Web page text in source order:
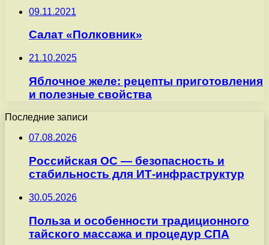
09.11.2021
Салат «Полковник»
21.10.2025
Яблочное желе: рецепты приготовления
и полезные свойства
Последние записи
07.08.2026
Российская ОС — безопасность и
стабильность для ИТ-инфраструктур
30.05.2026
Польза и особенности традиционного
тайского массажа и процедур СПА